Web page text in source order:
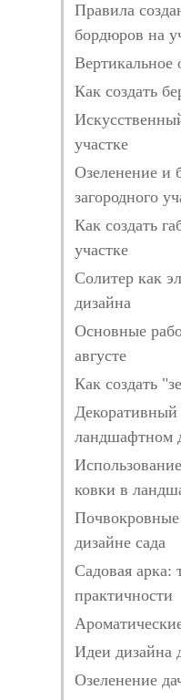
Правила
бордюров на
Вертикальное
Как создать
участке
Озеленение и
загородного
Как создать
участке
Солитер как
дизайна
Основные
августе
Как создать
Декоративный
ландшафтном
ковки в
дизайне сада
Садовая арка:
практичности
Идеи дизайна
Озеленение